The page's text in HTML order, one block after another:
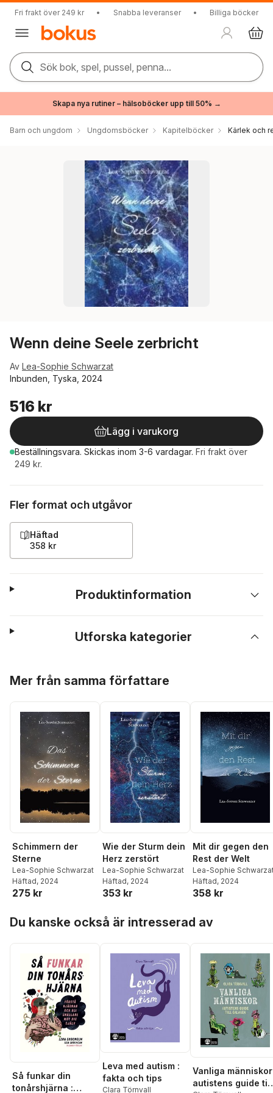
Fri frakt över 249 kr • Snabba leveranser • Billiga böcker
Sök bok, spel, pussel, penna...
Skapa nya rutiner – hälsoböcker upp till 50% →
Barn och ungdom Ungdomsböcker Kapitelböcker Kärlek och
Wenn deine Seele zerbricht
Av Lea-Sophie Schwarzat
Inbunden, Tyska, 2024
516 kr
Lägg i varukorg
Beställningsvara. Skickas inom 3-6 vardagar. Fri frakt över
249 kr.
Fler format och utgåvor
Häftad
358 kr
Produktinformation
Utforska kategorier
Mer från samma författare
Schimmern der
Sterne
Lea-Sophie Schwarzat
Häftad, 2024
275 kr
Wie der Sturm dein
Herz zerstört
Lea-Sophie Schwarzat
Häftad, 2024
353 kr
Mit dir gegen den
Rest der Welt
Lea-Sophie
Häftad, 2024
358 kr
Du kanske också är intresserad av
Så funkar din
tonårshjärna :
Leva med autism :
fakta och tips
Clara Törnvall
Vanliga
autistens guide till